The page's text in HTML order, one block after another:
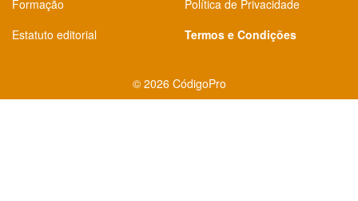
Formação
Estatuto editorial
Política de Privacidade
Termos e Condições
© 2026 CódigoPro